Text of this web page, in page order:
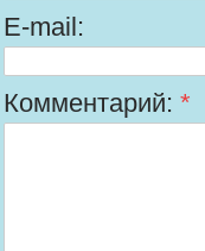
E-mail:
Комментарий: *